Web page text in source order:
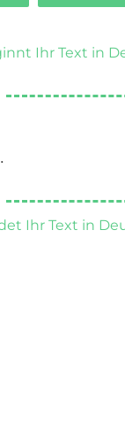
Ihr Text in
Ihr Text in